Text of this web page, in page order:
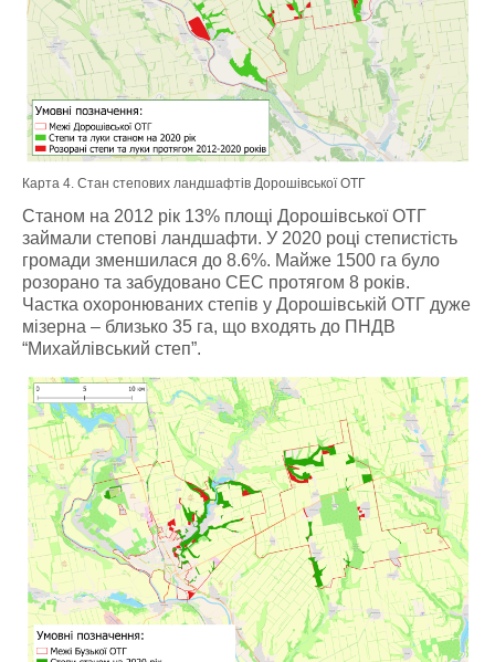
Карта 4. Стан степових ландшафтів Дорошівської ОТГ
Станом на 2012 рік 13% площі Дорошівської ОТГ
займали степові ландшафти. У 2020 році степистість
громади зменшилася до 8.6%. Майже 1500 га було
розорано та забудовано СЕС протягом 8 років.
Частка охоронюваних степів у Дорошівській ОТГ дуже
мізерна – близько 35 га, що входять до ПНДВ
“Михайлівський степ”.